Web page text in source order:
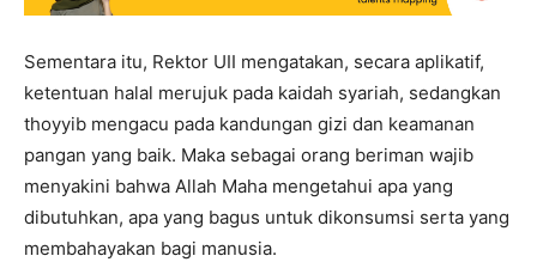
Sementara itu, Rektor UII mengatakan, secara aplikatif,
ketentuan halal merujuk pada kaidah syariah, sedangkan
thoyyib mengacu pada kandungan gizi dan keamanan
pangan yang baik. Maka sebagai orang beriman wajib
menyakini bahwa Allah Maha mengetahui apa yang
dibutuhkan, apa yang bagus untuk dikonsumsi serta yang
membahayakan bagi manusia.